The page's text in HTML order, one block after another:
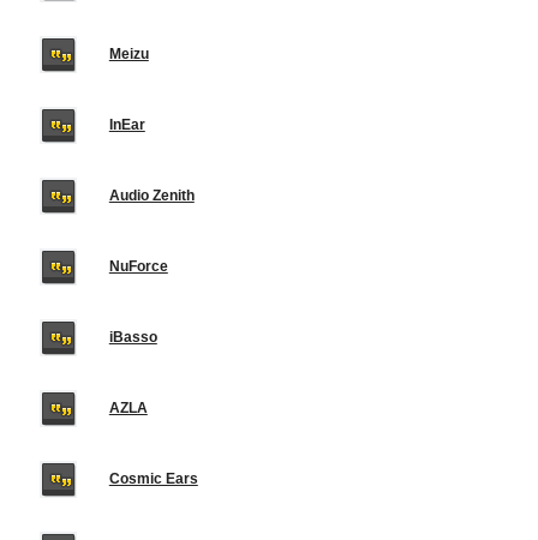
Meizu
InEar
Audio Zenith
NuForce
iBasso
AZLA
Cosmic Ears